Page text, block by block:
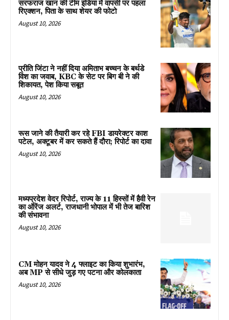
सरफराज खान की टीम इंडिया में वापसी पर पहला
रिएक्शन, पिता के साथ शेयर की फोटो
August 10, 2026
प्रीति जिंटा ने नहीं दिया अमिताभ बच्चन के बर्थडे
विश का जवाब, KBC के सेट पर बिग बी ने की
शिकायत, पेश किया सबूत
August 10, 2026
रूस जाने की तैयारी कर रहे FBI डायरेक्टर काश
पटेल, अक्टूबर में कर सकते हैं दौरा; रिपोर्ट का दावा
August 10, 2026
मध्यप्रदेश वेदर रिपोर्ट, राज्य के 11 हिस्सों में हैवी रेन
का ऑरेंज अलर्ट, राजधानी भोपाल में भी तेज बारिश
की संभावना
August 10, 2026
CM मोहन यादव ने 4 फ्लाइट का किया शुभारंभ,
अब MP से सीधे जुड़ गए पटना और कोलकाता
August 10, 2026